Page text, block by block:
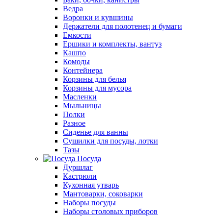
Ведра
Воронки и кувшины
Держатели для полотенец и бумаги
Емкости
Ершики и комплекты, вантуз
Кашпо
Комоды
Контейнера
Корзины для белья
Корзины для мусора
Масленки
Мыльницы
Полки
Разное
Сиденье для ванны
Сушилки для посуды, лотки
Тазы
Посуда
Дуршлаг
Кастрюли
Кухонная утварь
Мантоварки, соковарки
Наборы посуды
Наборы столовых приборов